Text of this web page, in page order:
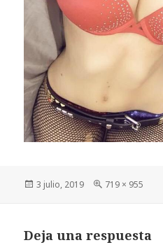
Publicado
3 julio, 2019
Tamaño
719 × 955
Deja una respuesta